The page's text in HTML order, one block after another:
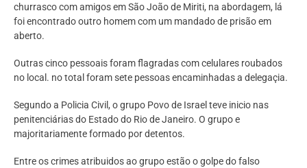
churrasco com amigos em São João de Miriti, na abordagem, lá
foi encontrado outro homem com um mandado de prisão em
aberto.
Outras cinco pessoais foram flagradas com celulares roubados
no local. no total foram sete pessoas encaminhadas a delegaçia.
Segundo a Policia Civil, o grupo Povo de Israel teve inicio nas
penitenciárias do Estado do Rio de Janeiro. O grupo e
majoritariamente formado por detentos.
Entre os crimes atribuidos ao grupo estão o golpe do falso